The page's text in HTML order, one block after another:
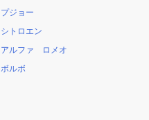
プジョー
シトロエン
アルファ ロメオ
ボルボ